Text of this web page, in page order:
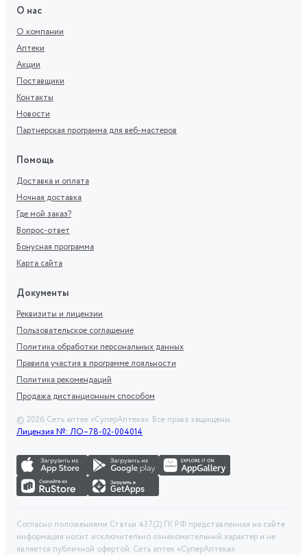
О нас
О компании
Аптеки
Акции
Поставщики
Контакты
Новости
Партнерская программа для веб-мастеров
Помощь
Доставка и оплата
Ночная доставка
Где мой заказ?
Вопрос-ответ
Бонусная программа
Карта сайта
Документы
Реквизиты и лицензии
Пользовательское соглашение
Политика обработки персональных данных
Правила участия в программе лояльности
Политика рекомендаций
Продажа дистанционным способом
© 2026 Сеть аптек «СуперАптека». Все права защищены.
Лицензия №: ЛО–78-02-004014
Согласно положениями Статьи 437(2) ГК РФ представленная на сайте
информация носит исключительно ознакомительный характер и не
является публичной офертой. Сеть аптек «СуперАптека»